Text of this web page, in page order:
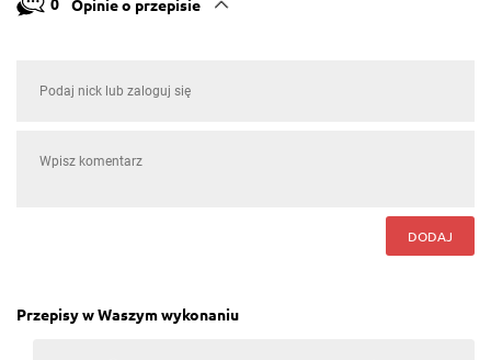
Opinie o przepisie
DODAJ
Przepisy w Waszym wykonaniu